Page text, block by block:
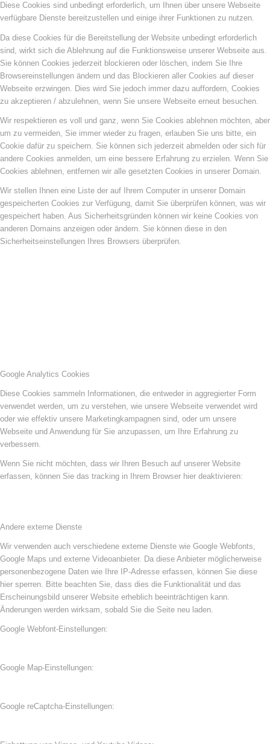
Diese Cookies sind unbedingt erforderlich, um Ihnen über unsere Webseite
verfügbare Dienste bereitzustellen und einige ihrer Funktionen zu nutzen.
Da diese Cookies für die Bereitstellung der Website unbedingt erforderlich
sind, wirkt sich die Ablehnung auf die Funktionsweise unserer Webseite aus.
Sie können Cookies jederzeit blockieren oder löschen, indem Sie Ihre
Browsereinstellungen ändern und das Blockieren aller Cookies auf dieser
Webseite erzwingen. Dies wird Sie jedoch immer dazu auffordern, Cookies
zu akzeptieren / abzulehnen, wenn Sie unsere Webseite erneut besuchen.
Wir respektieren es voll und ganz, wenn Sie Cookies ablehnen möchten, aber
um zu vermeiden, Sie immer wieder zu fragen, erlauben Sie uns bitte, ein
Cookie dafür zu speichern. Sie können sich jederzeit abmelden oder sich für
andere Cookies anmelden, um eine bessere Erfahrung zu erzielen. Wenn Sie
Cookies ablehnen, entfernen wir alle gesetzten Cookies in unserer Domain.
Wir stellen Ihnen eine Liste der auf Ihrem Computer in unserer Domain
gespeicherten Cookies zur Verfügung, damit Sie überprüfen können, was wir
gespeichert haben. Aus Sicherheitsgründen können wir keine Cookies von
anderen Domains anzeigen oder ändern. Sie können diese in den
Sicherheitseinstellungen Ihres Browsers überprüfen.
Google Analytics Cookies
Diese Cookies sammeln Informationen, die entweder in aggregierter Form
verwendet werden, um zu verstehen, wie unsere Webseite verwendet wird
oder wie effektiv unsere Marketingkampagnen sind, oder um unsere
Webseite und Anwendung für Sie anzupassen, um Ihre Erfahrung zu
verbessern.
Wenn Sie nicht möchten, dass wir Ihren Besuch auf unserer Website
erfassen, können Sie das tracking in Ihrem Browser hier deaktivieren:
Andere externe Dienste
Wir verwenden auch verschiedene externe Dienste wie Google Webfonts,
Google Maps und externe Videoanbieter. Da diese Anbieter möglicherweise
personenbezogene Daten wie Ihre IP-Adresse erfassen, können Sie diese
hier sperren. Bitte beachten Sie, dass dies die Funktionalität und das
Erscheinungsbild unserer Website erheblich beeinträchtigen kann.
Änderungen werden wirksam, sobald Sie die Seite neu laden.
Google Webfont-Einstellungen:
Google Map-Einstellungen:
Google reCaptcha-Einstellungen: